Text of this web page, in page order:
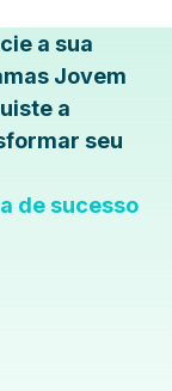
a sua
Jovem
a
seu
de sucesso